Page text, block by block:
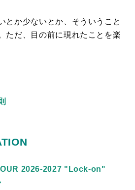
とか少ないとか、そういうこと
ただ、目の前に現れたことを楽
2026-2027 "Lock-on"